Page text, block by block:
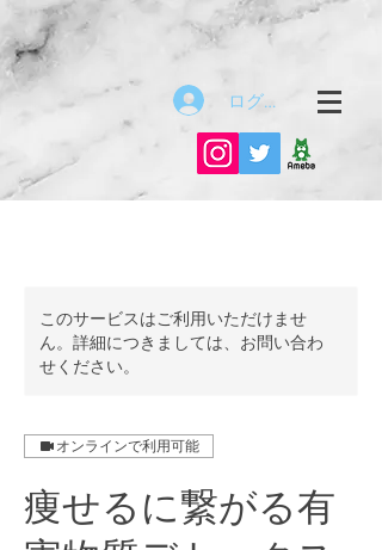
ログイン
このサービスはご利用いただけませ
ん。詳細につきましては、お問い合わ
せください。
オンラインで利用可能
痩せるに繋がる有